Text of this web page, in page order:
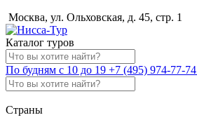
Москва, ул. Ольховская, д. 45, стр. 1
Каталог туров
По будням с 10 до 19 +7 (495) 974-77-74
Страны